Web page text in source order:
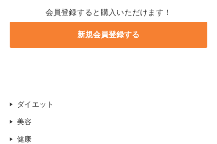
会員登録すると購入いただけます！
ダイエット
美容
健康